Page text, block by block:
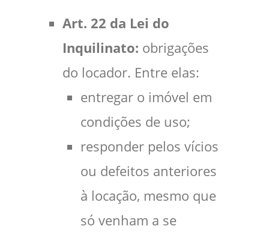
Art. 22 da Lei do
Inquilinato: obrigações
do locador. Entre elas:
entregar o imóvel em
condições de uso;
responder pelos vícios
ou defeitos anteriores
à locação, mesmo que
só venham a se